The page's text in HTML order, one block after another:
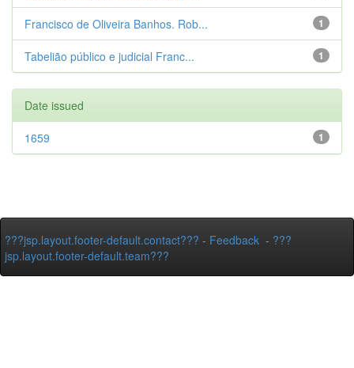
1
Francisco de Oliveira Banhos. Rob...
1
Tabelião público e judicial Franc...
Date issued
1
1659
???jsp.layout.footer-default.contact??? - Feedback - ???
jsp.layout.footer-default.team???